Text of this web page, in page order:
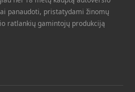
panaudoti, pristatydami žinomų
ratlankių gamintojų produkciją